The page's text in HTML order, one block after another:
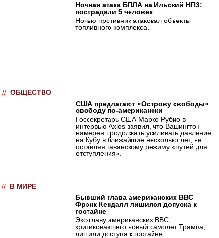
Ночная атака БПЛА на Ильский НПЗ:
пострадали 5 человек
Ночью противник атаковал объекты
топливного комплекса.
// ОБЩЕСТВО
США предлагают «Острову свободы»
свободу по-американски
Госсекретарь США Марко Рубио в
интервью Axios заявил, что Вашингтон
намерен продолжать усиливать давление
на Кубу в ближайшие несколько лет, не
оставляя гаванскому режиму «путей для
отступления».
// В МИРЕ
Бывший глава американских ВВС
Фрэнк Кендалл лишился допуска к
гостайне
Экс-главу американских ВВС,
критиковавшего новый самолет Трампа,
лишили доступа к гостайне.